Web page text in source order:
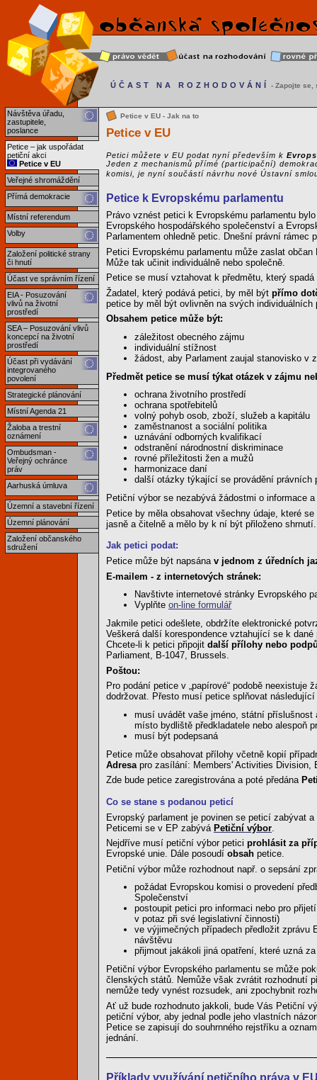
Návštěva úřadu,
zastupitele,
poslance
Petice – jak uspořádat
petiční akci
Petice v EU
Veřejné shromáždění
Přímá demokracie
Místní referendum
Volby
Založení politické strany
či hnutí
Účast ve správním řízení
EIA - Posuzování
vlivů na životní
prostředí
SEA – Posuzování vlivů
koncepcí na životní
prostředí
Účast při vydávání
integrovaného
povolení
Strategické plánování
Místní Agenda 21
Žaloba a trestní
oznámení
Ombudsman -
Veřejný ochránce
práv
Aarhuská úmluva
Územní a stavební řízení
Územní plánování
Založení občanského
sdružení
ÚČAST NA ROZHODOVÁNÍ - Zapojte se,
Petice v EU - Jak na to
Petice v EU
Petici můžete v EU podat nyní především k
Jeden z mechanismů přímé (participační)
komisi, je nyní součástí návrhu nové Ústavní
Petice k Evropskému parlamentu
Právo vznést petici k Evropskému parlamentu
Evropského hospodářského společenství a
Parlamentem ohledně petic. Dnešní právní rámec
Petici Evropskému parlamentu může zaslat
Může tak učinit individuálně nebo společně.
Petice se musí vztahovat k předmětu, který
Žadatel, který podává petici, by měl být přímo
petice by měl být ovlivněn na svých
Obsahem petice může být:
záležitost obecného zájmu
individuální stížnost
žádost, aby Parlament zaujal stanovisko v
Předmět petice se musí týkat otázek v zájmu
ochrana životního prostředí
ochrana spotřebitelů
volný pohyb osob, zboží, služeb a kapitálu
zaměstnanost a sociální politika
uznávání odborných kvalifikací
odstranění národnostní diskriminace
rovné příležitosti žen a mužů
harmonizace daní
další otázky týkající se provádění právních
Petiční výbor se nezabývá žádostmi o informace
Petice by měla obsahovat všechny údaje, které
jasně a čitelně a mělo by k ní být přiloženo shrnutí.
Jak petici podat:
Petice může být napsána v jednom z úředních
E-mailem - z internetových stránek:
Navštivte internetové stránky Evropského
Vyplňte on-line formulář
Jakmile petici odešlete, obdržíte elektronické
Veškerá další korespondence vztahující se k
Chcete-li k petici připojit další přílohy nebo
Parliament, B-1047, Brussels.
Poštou:
Pro podání petice v „papírové“ podobě
dodržovat. Přesto musí petice splňovat
musí uvádět vaše jméno, státní
místo bydliště předkladatele nebo alespoň
musí být podepsaná
Petice může obsahovat přílohy včetně kopií
Adresa pro zasílání: Members' Activities Division,
Zde bude petice zaregistrována a poté předána
Co se stane s podanou peticí
Evropský parlament je povinen se peticí zabývat
Peticemi se v EP zabývá Petiční výbor
Nejdříve musí petiční výbor petici prohlásit za
Evropské unie. Dále posoudí obsah petice.
Petiční výbor může rozhodnout např. o sepsání
požádat Evropskou komisi o provedení
Společenství
postoupit petici pro informaci nebo pro
v potaz při své legislativní činnosti)
ve výjimečných případech předložit zprávu
návštěvu
přijmout jakákoli jiná opatření, které uzná
Petiční výbor Evropského parlamentu se může
členských států. Nemůže však zvrátit rozhodnutí
nemůže tedy vynést rozsudek, ani zpochybnit
Ať už bude rozhodnuto jakkoli, bude Vás Petiční
petiční výbor, aby jednal podle jeho vlastních
Petice se zapisují do souhrnného rejstříku a
jednání.
Příklady využívání petičního práva v